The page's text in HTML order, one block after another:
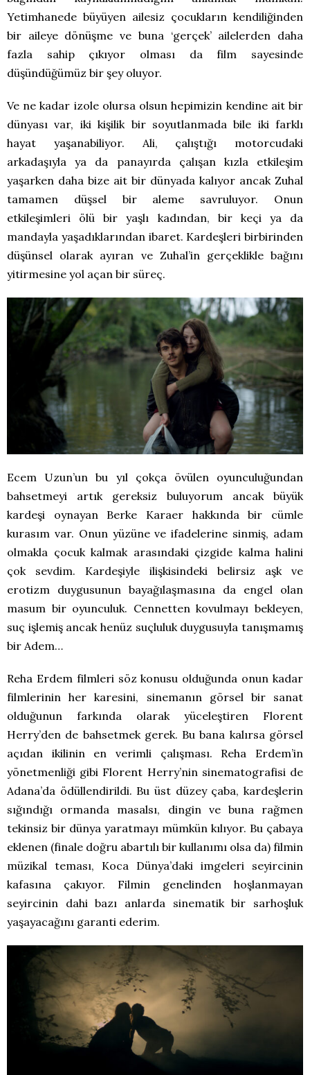
Yetimhanede büyüyen ailesiz çocukların kendiliğinden
bir aileye dönüşme ve buna ‘gerçek’ ailelerden daha
fazla sahip çıkıyor olması da film sayesinde
düşündüğümüz bir şey oluyor.
Ve ne kadar izole olursa olsun hepimizin kendine ait bir
dünyası var, iki kişilik bir soyutlanmada bile iki farklı
hayat yaşanabiliyor. Ali, çalıştığı motorcudaki
arkadaşıyla ya da panayırda çalışan kızla etkileşim
yaşarken daha bize ait bir dünyada kalıyor ancak Zuhal
tamamen düşsel bir aleme savruluyor. Onun
etkileşimleri ölü bir yaşlı kadından, bir keçi ya da
mandayla yaşadıklarından ibaret. Kardeşleri birbirinden
düşünsel olarak ayıran ve Zuhal’in gerçeklikle bağını
yitirmesine yol açan bir süreç.
Ecem Uzun’un bu yıl çokça övülen oyunculuğundan
bahsetmeyi artık gereksiz buluyorum ancak büyük
kardeşi oynayan Berke Karaer hakkında bir cümle
kurasım var. Onun yüzüne ve ifadelerine sinmiş, adam
olmakla çocuk kalmak arasındaki çizgide kalma halini
çok sevdim. Kardeşiyle ilişkisindeki belirsiz aşk ve
erotizm duygusunun bayağılaşmasına da engel olan
masum bir oyunculuk. Cennetten kovulmayı bekleyen,
suç işlemiş ancak henüz suçluluk duygusuyla tanışmamış
bir Adem…
Reha Erdem filmleri söz konusu olduğunda onun kadar
filmlerinin her karesini, sinemanın görsel bir sanat
olduğunun farkında olarak yüceleştiren Florent
Herry’den de bahsetmek gerek. Bu bana kalırsa görsel
açıdan ikilinin en verimli çalışması. Reha Erdem’in
yönetmenliği gibi Florent Herry’nin sinematografisi de
Adana’da ödüllendirildi. Bu üst düzey çaba, kardeşlerin
sığındığı ormanda masalsı, dingin ve buna rağmen
tekinsiz bir dünya yaratmayı mümkün kılıyor. Bu çabaya
eklenen (finale doğru abartılı bir kullanımı olsa da) filmin
müzikal teması, Koca Dünya’daki imgeleri seyircinin
kafasına çakıyor. Filmin genelinden hoşlanmayan
seyircinin dahi bazı anlarda sinematik bir sarhoşluk
yaşayacağını garanti ederim.